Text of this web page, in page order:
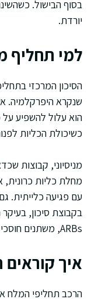
בסוף הבישול.
יורדת.
למי תחליף
הסיכון המרכזי
שנקרא היפרקלמיה.
הוא עלול להשפיע
כשיכולת הכליות
מניסיוני, קבוצות
מחלת כליות
עם פגיעה כלייתית.
ARBs, משתנים חוסכי אשלגן, וחלק מהתרופות לאי ספיקת לב.
איך
הרכב תחליפי המלח